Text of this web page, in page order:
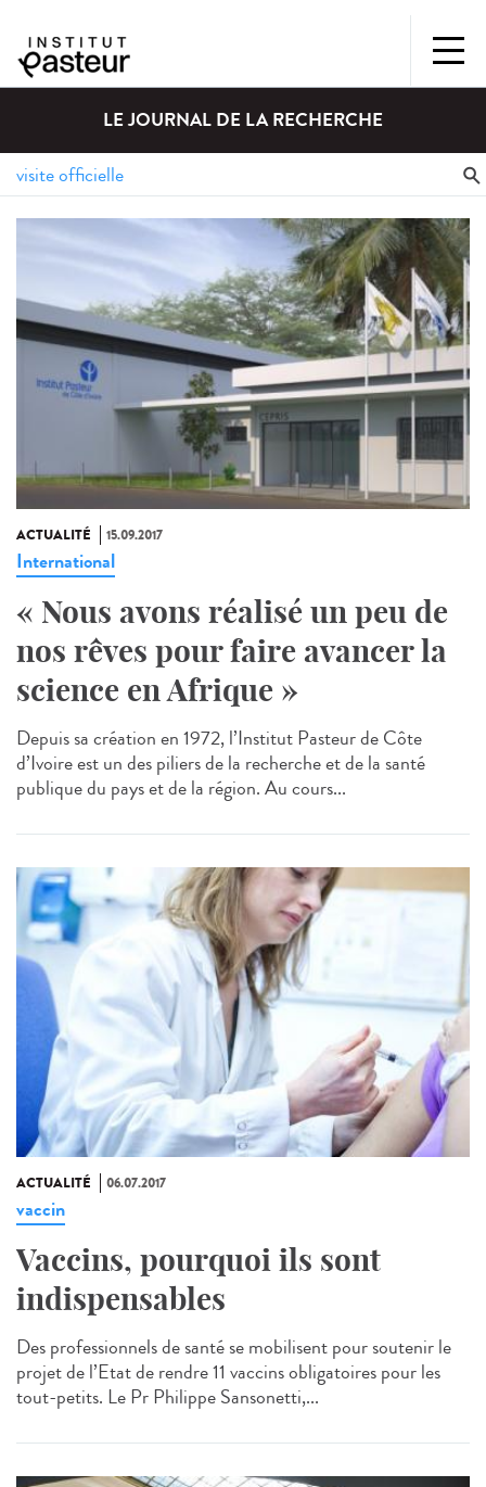
LE JOURNAL DE LA RECHERCHE
ACTUALITÉ 15.09.2017
International
« Nous avons réalisé un peu de
nos rêves pour faire avancer la
science en Afrique »
Depuis sa création en 1972, l’Institut Pasteur de Côte
d’Ivoire est un des piliers de la recherche et de la santé
publique du pays et de la région. Au cours...
ACTUALITÉ 06.07.2017
vaccin
Vaccins, pourquoi ils sont
indispensables
Des professionnels de santé se mobilisent pour soutenir le
projet de l’Etat de rendre 11 vaccins obligatoires pour les
tout-petits. Le Pr Philippe Sansonetti,...